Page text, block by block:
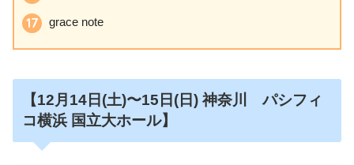
grace note
【12月14日 (土)〜15日(日)神奈川 パシフィ
コ横浜 国立大ホール】